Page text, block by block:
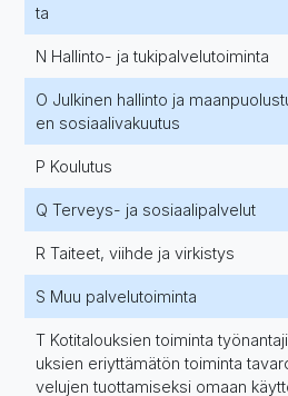
ta
N Hallinto- ja tukipalvelutoiminta
O Julkinen hallinto ja
en sosiaalivakuutus
P Koulutus
Q Terveys- ja sosiaalipalvelut
R Taiteet, viihde ja virkistys
S Muu palvelutoiminta
T Kotitalouksien toiminta
uksien eriyttämätön toiminta
velujen tuottamiseksi omaan